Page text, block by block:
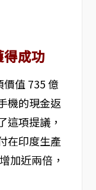
成功
值 735 億
機的現金返
這項提議，
在印度生產
加近兩倍，